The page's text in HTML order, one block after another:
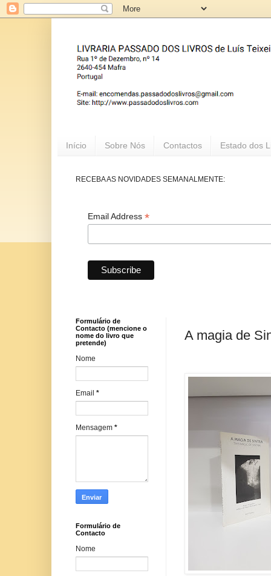
Início Sobre Nós Contactos Estado dos
RECEBA AS NOVIDADES SEMANALMENTE:
Email Address *
A magia de
Formulário de
Contacto (mencione o
nome do livro que
pretende)
Nome
Email *
Mensagem *
Formulário de
Contacto
Nome